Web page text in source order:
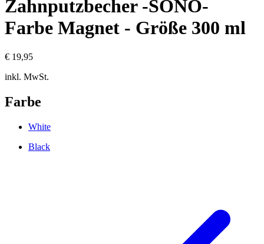
Zahnputzbecher -SONO-
Farbe Magnet - Größe 300 ml
€ 19,95
inkl. MwSt.
Farbe
White
Black